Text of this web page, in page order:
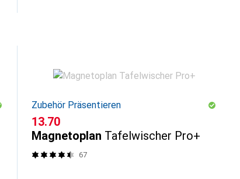
Zubehör Präsentieren
CHF
13.70
Magnetoplan Tafelwischer Pro+
67